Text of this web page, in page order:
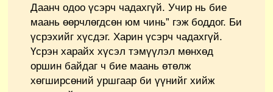
Даанч одоо үсэрч чадахгүй. Учир нь бие
маань өөрчлөгдсөн юм чинь” гэж боддог. Би
үсрэхийг хүсдэг. Харин үсэрч чадахгүй.
Үсрэн харайх хүсэл тэмүүлэл мөнхөд
оршин байдаг ч бие маань өтөлж
хөгширсөний уршгаар би үүнийг хийж